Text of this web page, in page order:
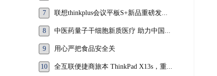
7 联想thinkplus会议平板S+新品重磅发...
8 中医药量子干细胞新质医疗 助力中国...
9 用心严把食品安全关
10 全互联便捷商旅本 ThinkPad X13s，重...